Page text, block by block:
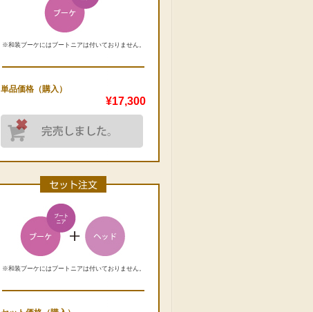
※和装ブーケにはブートニアは付いておりません。
単品価格（購入）
¥17,300
※和装ブーケにはブートニアは付いておりません。